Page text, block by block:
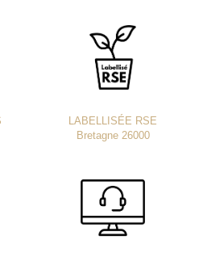
LABELLISÉE RSE
Bretagne 26000